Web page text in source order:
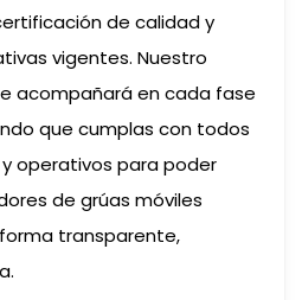
de calidad y
vigentes. Nuestro
acompañará en cada fase
que cumplas con todos
operativos para poder
de grúas móviles
transparente,